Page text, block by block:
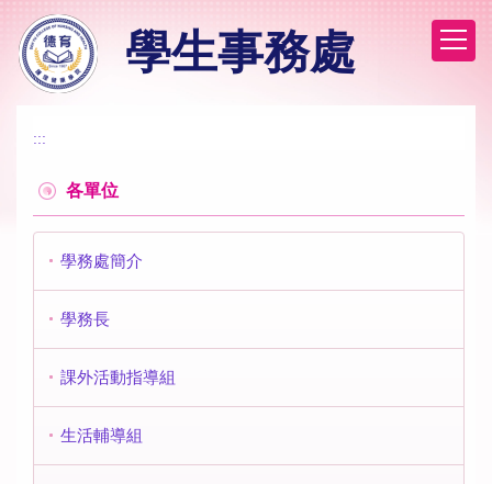
到
主
學生事務處
:::
各單位
學務處簡介
學務長
課外活動指導組
生活輔導組